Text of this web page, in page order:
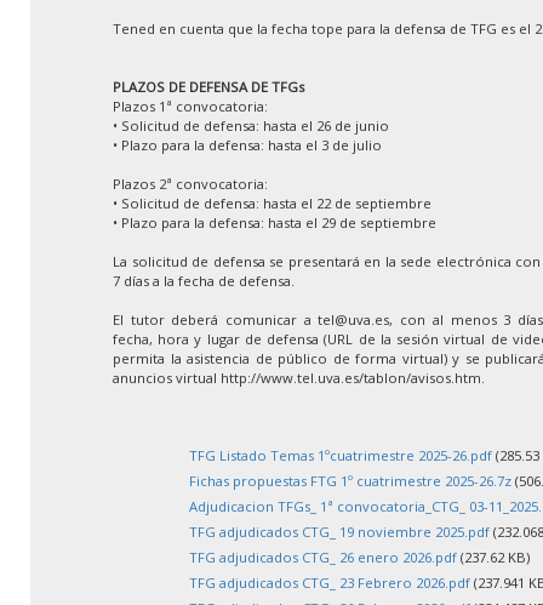
Tened en cuenta que la fecha tope para la defensa de TFG es el
PLAZOS DE DEFENSA DE TFGs
Plazos 1ª convocatoria:
• Solicitud de defensa: hasta el 26 de junio
• Plazo para la defensa: hasta el 3 de julio
Plazos 2ª convocatoria:
• Solicitud de defensa: hasta el 22 de septiembre
• Plazo para la defensa: hasta el 29 de septiembre
La solicitud de defensa se presentará en la sede electrónica
7 días a la fecha de defensa.
El tutor deberá comunicar a tel@uva.es, con al menos 3
fecha, hora y lugar de defensa (URL de la sesión virtual de
permita la asistencia de público de forma virtual) y se
anuncios virtual http://www.tel.uva.es/tablon/avisos.htm.
TFG Listado Temas 1ºcuatrimestre 2025-26.pdf (285.53
Fichas propuestas FTG 1º cuatrimestre 2025-26.7z
Adjudicacion TFGs_ 1ª convocatoria_CTG_ 03-
TFG adjudicados CTG_ 19 noviembre 2025.pdf
TFG adjudicados CTG_ 26 enero 2026.pdf (237.62 KB)
TFG adjudicados CTG_ 23 Febrero 2026.pdf (237.941